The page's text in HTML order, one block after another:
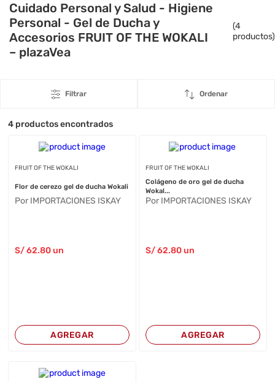
Cuidado Personal y Salud - Higiene
Personal - Gel de Ducha y
Accesorios FRUIT OF THE WOKALI
– plazaVea
(4
productos)
Filtrar Ordenar
4 productos encontrados
FRUIT OF THE WOKALI
Flor de cerezo gel de ducha Wokali
Por IMPORTACIONES ISKAY
S/62.80 un
AGREGAR
FRUIT OF THE WOKALI
Colágeno de oro gel de ducha
Wokal...
Por IMPORTACIONES ISKAY
S/62.80un
AGREGAR